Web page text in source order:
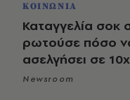
ΚΟΙΝΩΝΙΑ
Καταγγελία σοκ
ρωτούσε πόσο
ασελγήσει σε
Newsroom